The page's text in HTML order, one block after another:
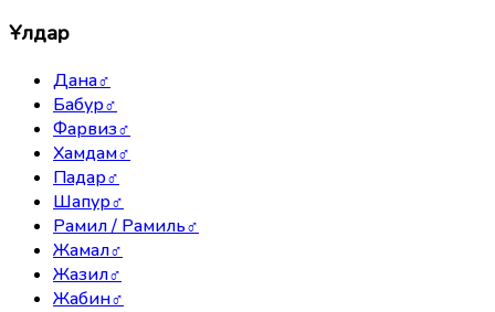
Ұлдар
Дана♂
Бабур♂
Фарвиз♂
Хамдам♂
Падар♂
Шапур♂
Рамил / Рамиль♂
Жамал♂
Жазил♂
Жабин♂